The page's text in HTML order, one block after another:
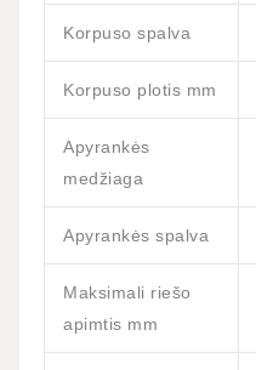
Korpuso spalva
Korpuso plotis mm
Apyrankės
medžiaga
Apyrankės spalva
Maksimali riešo
apimtis mm